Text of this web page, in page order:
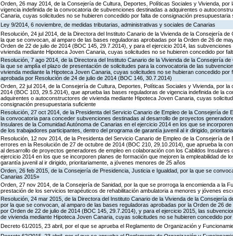
Orden, 26 may 2014, de la Consejería de Cultura, Deportes, Políticas Sociales y Vivienda,
vigencia indefinida de la convocatoria de subvenciones destinadas a adquirentes o
Canaria, cuyas solicitudes no se hubieren concedido por falta de consignación presupuestaria
Ley 9/2014, 6 noviembre, de medidas tributarias, administrativas y sociales de Canarias
Resolución, 24 jul 2014, de la Directora del Instituto Canario de la Vivienda de la Consejería
la que se convocan, al amparo de las bases reguladoras aprobadas por la Orden de 26 de
Orden de 22 de julio de 2014 (BOC 145, 29.7.2014), y para el ejercicio 2014, las
vivienda mediante Hipoteca Joven Canaria, cuyas solicitudes no se hubieren concedido por
Resolución, 7 ago 2014, de la Directora del Instituto Canario de la Vivienda de la Consejería
la que se amplía el plazo de presentación de solicitudes para la convocatoria de las
vivienda mediante la Hipoteca Joven Canaria, cuyas solicitudes no se hubieran concedido por
aprobada por Resolución de 24 de julio de 2014 (BOC 146, 30.7.2014)
Orden, 22 jul 2014, de la Consejería de Cultura, Deportes, Políticas Sociales y Vivienda, por
2014 (BOC 103, 29.5.2014), que aprueba las bases reguladoras de vigencia indefinida de la
adquirentes o autoconstructores de vivienda mediante Hipoteca Joven Canaria, cuyas
consignación presupuestaria suficiente
Resolución, 27 oct 2014, de la Presidenta del Servicio Canario de Empleo de la Consejería
la convocatoria para conceder subvenciones destinadas al desarrollo de proyectos
Insulares de la Comunidad Autónoma de Canarias en el ejercicio 2014 en los que se
de los trabajadores participantes, dentro del programa de garantía juvenil al ir dirigido,
Resolución, 12 nov 2014, de la Presidenta del Servicio Canario de Empleo de la Consejería
errores en la Resolución de 27 de octubre de 2014 (BOC 210, 29.10.2014), que aprueba la
al desarrollo de proyectos generadores de empleo en colaboración con los Cabildos Insulares
ejercicio 2014 en los que se incorporen planes de formación que mejoren la empleabilidad de
garantía juvenil al ir dirigido, prioritariamente, a jóvenes menores de 25 años
Orden, 26 feb 2015, de la Consejería de Presidencia, Justicia e Igualdad, por la que se
Canarias 2015»
Orden, 27 nov 2014, de la Consejería de Sanidad, por la que se prorroga la encomienda a la
prestación de los servicios terapéuticos de rehabilitación ambulatoria a menores y jóvenes
Resolución, 24 mar 2015, de la Directora del Instituto Canario de la Vivienda de la Consejería
por la que se convocan, al amparo de las bases reguladoras aprobadas por la Orden de 26
por Orden de 22 de julio de 2014 (BOC 145, 29.7.2014), y para el ejercicio 2015, las
de vivienda mediante Hipoteca Joven Canaria, cuyas solicitudes no se hubieren concedido
Decreto 61/2015, 23 abril, por el que se aprueba el Reglamento de Organización y